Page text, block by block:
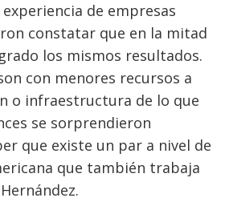
de empresas
constatar que en la mitad
los mismos resultados.
con menores recursos a
o infraestructura de lo que
se sorprendieron
que existe un par a nivel de
que también trabaja